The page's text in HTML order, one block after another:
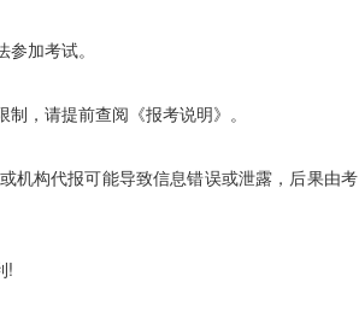
加考试。
，请提前查阅《报考说明》。
构代报可能导致信息错误或泄露，后果由考
!